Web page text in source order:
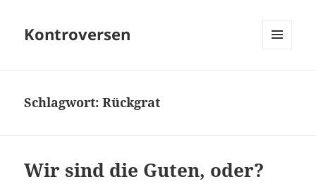
Kontroversen
Schlagwort:Rückgrat
Wir sind die Guten, oder?